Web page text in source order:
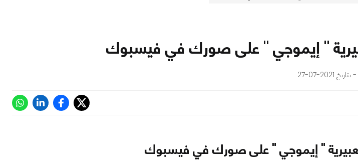
" إيموجي " على صورك في فيسبوك
2021-07-27
" إيموجي " على صورك في فيسبوك